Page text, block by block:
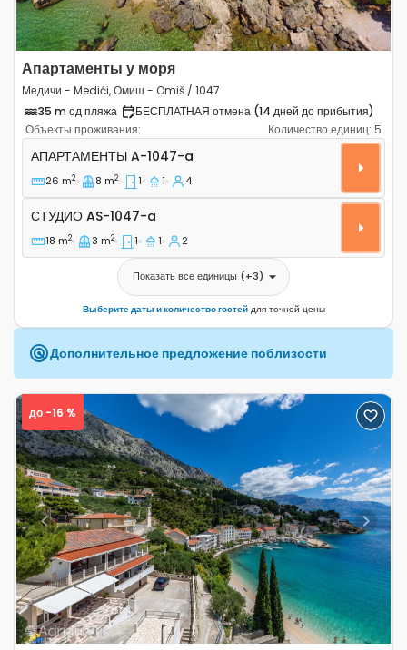
Апартаменты у моря
Медичи - Medići, Омиш - Omiš / 1047
35 m од пляжа
БЕСПЛАТНАЯ отмена (14 дней до прибытия)
Объекты проживания:
Количество единиц: 5
Однокомнатные апартаменты Медичи - Medići, Омиш
АПАРТАМЕНТЫ A-1047-a
26 m2 8 m2 1 1 4
Студио AS-1047-a
СТУДИО AS-1047-a
18 m2 3 m2 1 1 2
Показать все единицы (+3)
Выберите даты и количество гостейдля точной цены
Дополнительное предложение поблизости
Previous Next
до -16 %